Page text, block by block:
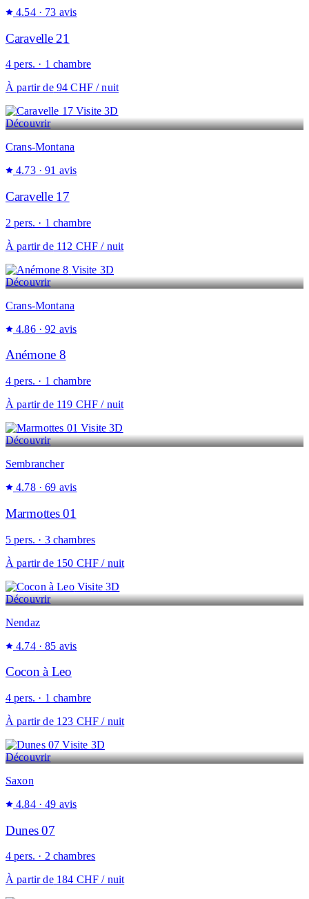
4.54 · 73 avis
Caravelle 21
4 pers. · 1 chambre
À partir de94 CHF/ nuit
Visite 3D
Découvrir
Crans-Montana
4.73 · 91 avis
Caravelle 17
2 pers. · 1 chambre
À partir de112 CHF / nuit
Visite 3D
Découvrir
Crans-Montana
4.86 · 92 avis
Anémone 8
4 pers. · 1 chambre
À partir de119 CHF / nuit
Visite 3D
Découvrir
Sembrancher
4.78 · 69 avis
Marmottes 01
5 pers. · 3 chambres
À partir de150 CHF / nuit
Visite 3D
Découvrir
Nendaz
4.74 · 85 avis
Cocon à Leo
4 pers. · 1 chambre
À partir de123 CHF / nuit
Visite 3D
Découvrir
Saxon
4.84 · 49 avis
Dunes 07
4 pers. · 2 chambres
À partir de184 CHF / nuit